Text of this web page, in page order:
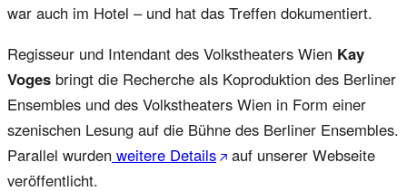
war auch im Hotel – und hat das Treffen dokumentiert.
Regisseur und Intendant des Volkstheaters Wien Kay
Voges bringt die Recherche als Koproduktion des Berliner
Ensembles und des Volkstheaters Wien in Form einer
szenischen Lesung auf die Bühne des Berliner Ensembles.
Parallel wurden weitere Details
auf unserer Webseite
veröffentlicht.